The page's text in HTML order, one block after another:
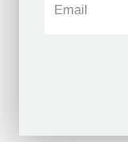
Email